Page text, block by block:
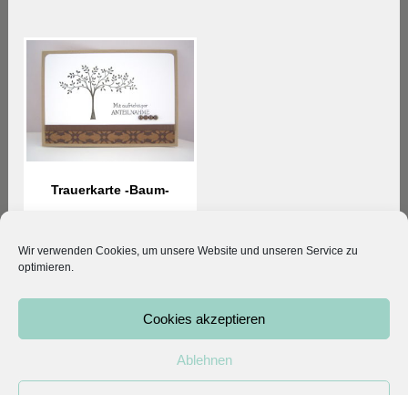
Wir verwenden Cookies, um unsere Website und unseren Service zu
optimieren.
Cookies akzeptieren
Ablehnen
Trauerkarte -Baum-
© 2026 Kleodesigns. All rights reserved.
|Mein Konto|AGB|Datenschutz